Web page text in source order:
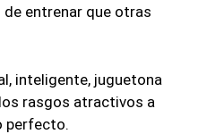
entrenar que otras
inteligente, juguetona
rasgos atractivos a
perfecto.